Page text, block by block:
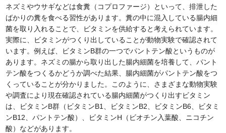
ネズミやウサギなどは食糞（コプロファージ）といって、排泄した
ばかりの糞を食べる習性があります。糞の中に混入している腸内細
菌を取り入れることで、ビタミンを供給すると考えられています。
実際に、ビタミンがつくり出していることが動物実験で確認されて
います。例えば、ビタミンB群の一つでパントテン酸というものが
あります。ネズミの腸から取り出した腸内細菌を培養して、パント
テン酸をつくるかどうか調べた結果、腸内細菌がパントテン酸をつ
くっていることが分かりました。このように、さまざまな動物実験
や調査により現在確認されている腸内細菌がつくり出すビタミン
は、ビタミンB群（ビタミンB1、ビタミンB2、ビタミンB6、ビタミ
ンB12、パントテン酸）、ビタミンH（ビオチン入葉酸、ニコチン
酸）などがあります。